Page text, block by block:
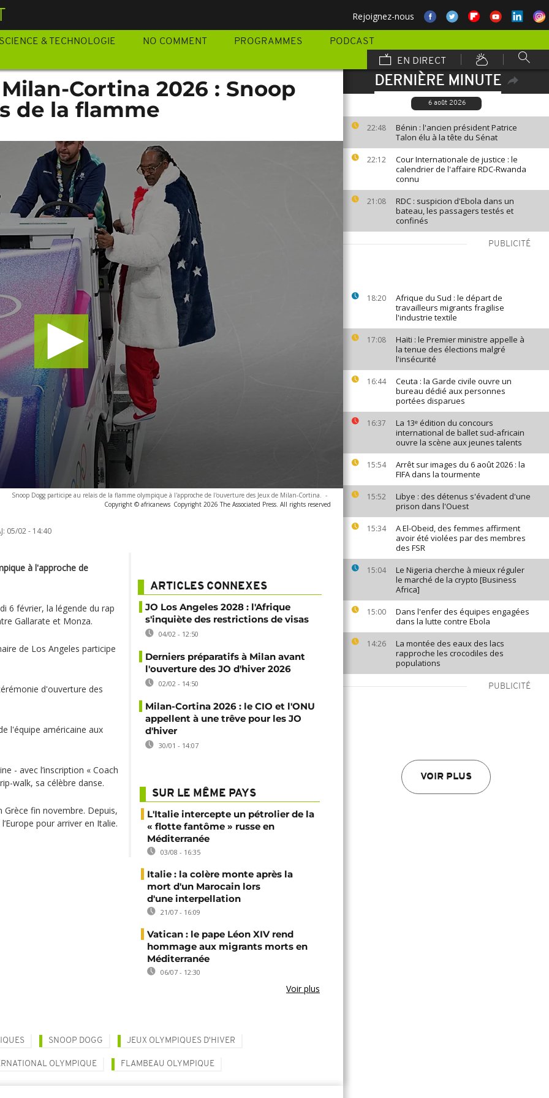
Rejoignez-nous
SCIENCE & TECHNOLOGIE NO COMMENT PROGRAMMES
PODCAST
EN DIRECT
DERNIÈRE MINUTE
6 août 2026
22:48
Bénin : l'ancien président Patrice
Talon élu à la tête du Sénat
22:12
Cour Internationale de justice : le
calendrier de l'affaire RDC-Rwanda
connu
21:08
RDC : suspicion d'Ebola dans un
bateau, les passagers testés et
confinés
PUBLICITÉ
18:20
Afrique du Sud : le départ de
travailleurs migrants fragilise
l'industrie textile
17:08
Haïti : le Premier ministre appelle à
la tenue des élections malgré
l'insécurité
16:44
Ceuta : la Garde civile ouvre un
bureau dédié aux personnes
portées disparues
16:37
La 13ᵉ édition du concours
international de ballet sud-africain
ouvre la scène aux jeunes talents
15:54
Arrêt sur images du 6 août 2026 : la
FIFA dans la tourmente
15:52
Libye : des détenus s'évadent d'une
prison dans l'Ouest
15:34
A El-Obeid, des femmes affirment
avoir été violées par des membres
des FSR
15:04
Le Nigeria cherche à mieux réguler
le marché de la crypto [Business
Africa]
15:00
Dans l'enfer des équipes engagées
dans la lutte contre Ebola
14:26
La montée des eaux des lacs
rapproche les crocodiles des
populations
PUBLICITÉ
VOIR PLUS
Cortina 2026 : Snoop
de la flamme
Snoop Dogg participe au relais de la flamme olympique à l'approche de l'ouverture des Jeux de Milan-Cortina. -
Copyright © africanews Copyright 2026 The Associated Press. All rights reserved
05/02 - 14:40
à l'approche de
6 février, la légende du rap
Gallarate et Monza.
de Los Angeles participe
d'ouverture des
l'équipe américaine aux
- avec l’inscription « Coach
walk, sa célèbre danse.
fin novembre. Depuis,
pour arriver en Italie.
ARTICLES CONNEXES
JO Los Angeles 2028 : l'Afrique
s'inquiète des restrictions de visas
04/02 - 12:50
Derniers préparatifs à Milan avant
l'ouverture des JO d'hiver 2026
02/02 - 14:50
Milan-Cortina 2026 : le CIO et l'ONU
appellent à une trêve pour les JO
d'hiver
30/01 - 14:07
SUR LE MÊME PAYS
L'Italie intercepte un pétrolier de la
« flotte fantôme » russe en
Méditerranée
03/08 - 16:35
Italie : la colère monte après la
mort d'un Marocain lors
d'une interpellation
21/07 - 16:09
Vatican : le pape Léon XIV rend
hommage aux migrants morts en
Méditerranée
06/07 - 12:30
Voir plus
SNOOP DOGG JEUX OLYMPIQUES D'HIVER
OLYMPIQUE FLAMBEAU OLYMPIQUE